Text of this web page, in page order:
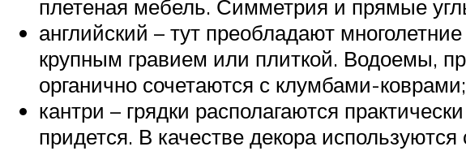
плетеная мебель. Симметрия и прямые
английский – тут преобладают
крупным гравием или плиткой. Водоемы,
органично сочетаются с клумбами-коврами;
кантри – грядки располагаются
придется. В качестве декора